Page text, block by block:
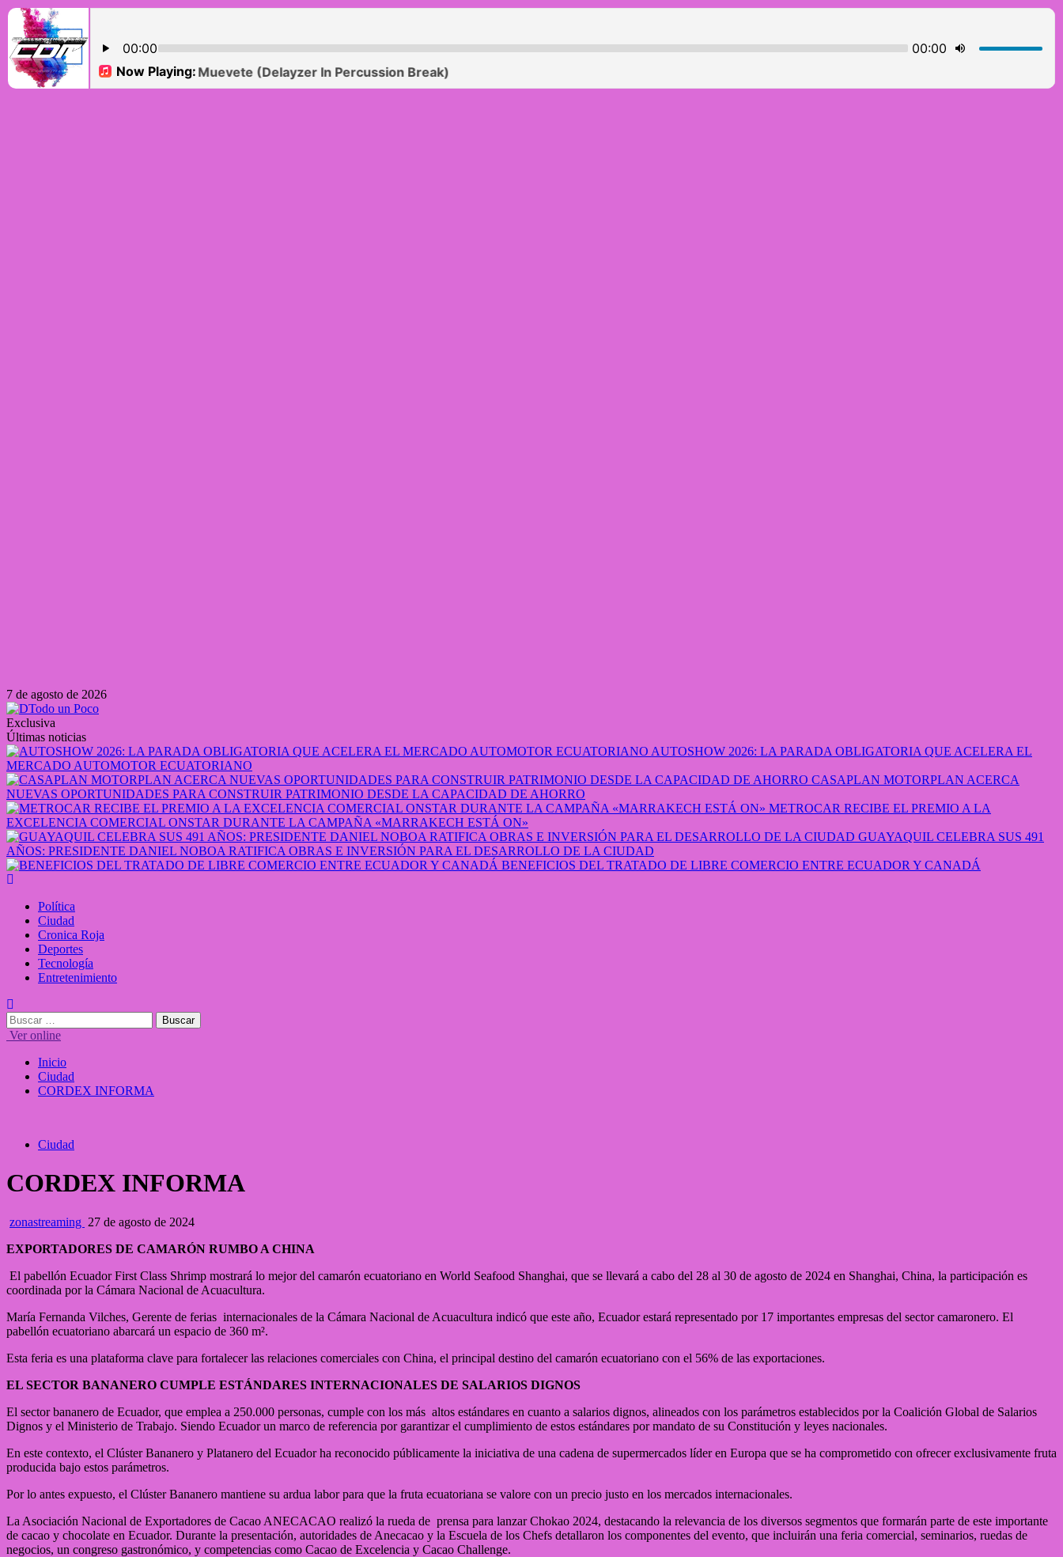
7 de agosto de 2026
Exclusiva
Últimas noticias
AUTOSHOW 2026: LA PARADA OBLIGATORIA QUE ACELERA EL
MERCADO AUTOMOTOR ECUATORIANO
CASAPLAN MOTORPLAN ACERCA
NUEVAS OPORTUNIDADES PARA CONSTRUIR PATRIMONIO DESDE LA CAPACIDAD DE AHORRO
METROCAR RECIBE EL PREMIO A LA
EXCELENCIA COMERCIAL ONSTAR DURANTE LA CAMPAÑA «MARRAKECH ESTÁ ON»
GUAYAQUIL CELEBRA SUS 491
AÑOS: PRESIDENTE DANIEL NOBOA RATIFICA OBRAS E INVERSIÓN PARA EL DESARROLLO DE LA CIUDAD
BENEFICIOS DEL TRATADO DE LIBRE COMERCIO ENTRE ECUADOR Y CANADÁ
Política
Ciudad
Cronica Roja
Deportes
Tecnología
Entretenimiento
Ver online
Inicio
Ciudad
CORDEX INFORMA
Ciudad
CORDEX INFORMA
zonastreaming 27 de agosto de 2024
EXPORTADORES DE CAMARÓN RUMBO A CHINA
El pabellón Ecuador First Class Shrimp mostrará lo mejor del camarón ecuatoriano en World Seafood Shanghai, que se llevará a cabo del 28 al 30 de agosto de 2024 en Shanghai, China, la participación es
coordinada por la Cámara Nacional de Acuacultura.
María Fernanda Vilches, Gerente de ferias internacionales de la Cámara Nacional de Acuacultura indicó que este año, Ecuador estará representado por 17 importantes empresas del sector camaronero. El
pabellón ecuatoriano abarcará un espacio de 360 m².
Esta feria es una plataforma clave para fortalecer las relaciones comerciales con China, el principal destino del camarón ecuatoriano con el 56% de las exportaciones.
EL SECTOR BANANERO CUMPLE ESTÁNDARES INTERNACIONALES DE SALARIOS DIGNOS
El sector bananero de Ecuador, que emplea a 250.000 personas, cumple con los más altos estándares en cuanto a salarios dignos, alineados con los parámetros establecidos por la Coalición Global de Salarios
Dignos y el Ministerio de Trabajo. Siendo Ecuador un marco de referencia por garantizar el cumplimiento de estos estándares por mandato de su Constitución y leyes nacionales.
En este contexto, el Clúster Bananero y Platanero del Ecuador ha reconocido públicamente la iniciativa de una cadena de supermercados líder en Europa que se ha comprometido con ofrecer exclusivamente fruta
producida bajo estos parámetros.
Por lo antes expuesto, el Clúster Bananero mantiene su ardua labor para que la fruta ecuatoriana se valore con un precio justo en los mercados internacionales.
La Asociación Nacional de Exportadores de Cacao ANECACAO realizó la rueda de prensa para lanzar Chokao 2024, destacando la relevancia de los diversos segmentos que formarán parte de este importante
de cacao y chocolate en Ecuador. Durante la presentación, autoridades de Anecacao y la Escuela de los Chefs detallaron los componentes del evento, que incluirán una feria comercial, seminarios, ruedas de
negocios, un congreso gastronómico, y competencias como Cacao de Excelencia y Cacao Challenge.